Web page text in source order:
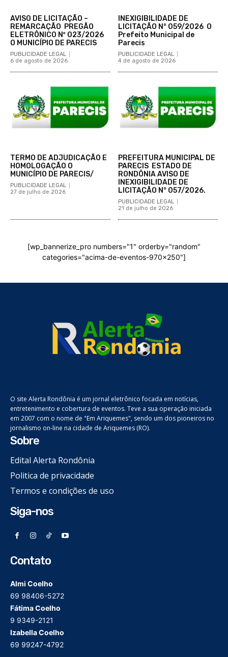
AVISO DE LICITAÇÃO –
REMARCAÇÃO PREGÃO
ELETRÔNICO Nº 023/2026
O MUNICÍPIO DE PARECIS
PUBLICIDADE LEGAL
6 de agosto de 2026
INEXIGIBILIDADE DE
LICITAÇÃO N° 059/2026 O
Prefeito Municipal de
Parecis
PUBLICIDADE LEGAL
4 de agosto de 2026
TERMO DE ADJUDICAÇÃO E
HOMOLOGAÇÃO O
MUNICÍPIO DE PARECIS/
PUBLICIDADE LEGAL
27 de julho de 2026
PREFEITURA MUNICIPAL DE
PARECIS ESTADO DE
RONDÔNIA AVISO DE
INEXIGIBILIDADE DE
LICITAÇÃO N° 057/2026.
PUBLICIDADE LEGAL
21 de julho de 2026
[wp_bannerize_pro numbers="1" orderby="random"
categories="acima-de-eventos-970x250"]
O site Alerta Rondônia é um jornal eletrônico focada em notícias,
entretenimento e cobertura de eventos. Teve a sua operação iniciada
em 2007 com o nome de "Em Ariquemes", sendo um dos pioneiros no
jornalismo on-line na cidade de Ariquemes (RO).
Sobre
Edital Alerta Rondônia
Politica de privacidade
Termos e condições de uso
Siga-nos
Contato
Almi Coelho
69 98406-5272
Fátima Coelho
9 9349-2121
Izabella Coelho
69 99247-4792